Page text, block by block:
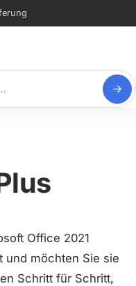
Office 2021
und möchten Sie sie
Schritt für Schritt,